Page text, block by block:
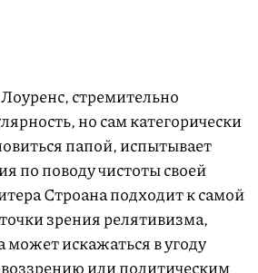
стремительно
но сам категорически
папой, испытывает
по поводу чистоты своей
Строана подходит к самой
зрения релятивизма,
может искажаться в угоду
или политическим